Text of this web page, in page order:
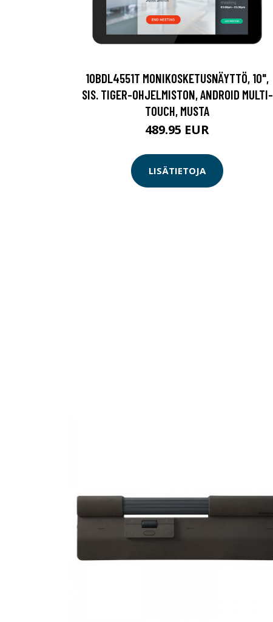
10BDL4551T MONIKOSKETUSNÄYTTÖ, 10",
SIS. TIGER-OHJELMISTON, ANDROID MULTI-
TOUCH, MUSTA
489.95 EUR
LISÄTIETOJA